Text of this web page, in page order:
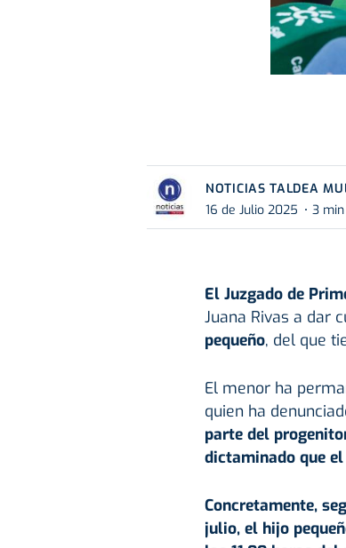
NOTICIAS TALDEA
16 de Julio 2025
3
El Juzgado de
Juana Rivas a dar
pequeño, del que
El menor ha
quien ha
parte del
dictaminado que
Concretamente,
julio, el hijo